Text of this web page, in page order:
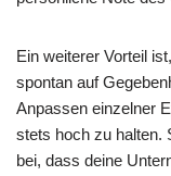
Ein weiterer Vorteil
spontan auf
Anpassen einzelner
stets hoch zu halten.
bei, dass deine